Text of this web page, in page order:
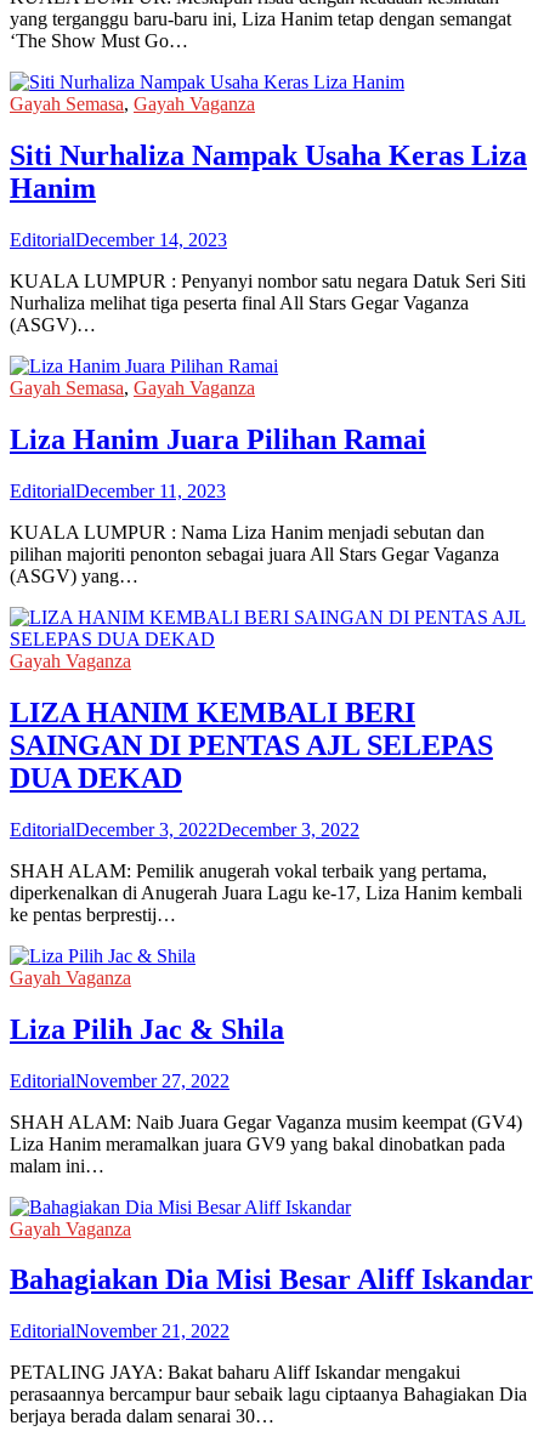
yang terganggu baru-baru ini, Liza Hanim tetap dengan semangat
‘The Show Must Go…
Gayah Semasa, Gayah Vaganza
Siti Nurhaliza Nampak Usaha Keras Liza
Hanim
EditorialDecember 14, 2023
KUALA LUMPUR : Penyanyi nombor satu negara Datuk Seri Siti
Nurhaliza melihat tiga peserta final All Stars Gegar Vaganza
(ASGV)…
Gayah Semasa, Gayah Vaganza
Liza Hanim Juara Pilihan Ramai
EditorialDecember 11, 2023
KUALA LUMPUR : Nama Liza Hanim menjadi sebutan dan
pilihan majoriti penonton sebagai juara All Stars Gegar Vaganza
(ASGV) yang…
Gayah Vaganza
LIZA HANIM KEMBALI BERI
SAINGAN DI PENTAS AJL SELEPAS
DUA DEKAD
EditorialDecember 3, 2022December 3, 2022
SHAH ALAM: Pemilik anugerah vokal terbaik yang pertama,
diperkenalkan di Anugerah Juara Lagu ke-17, Liza Hanim kembali
ke pentas berprestij…
Gayah Vaganza
Liza Pilih Jac & Shila
EditorialNovember 27, 2022
SHAH ALAM: Naib Juara Gegar Vaganza musim keempat (GV4)
Liza Hanim meramalkan juara GV9 yang bakal dinobatkan pada
malam ini…
Gayah Vaganza
Bahagiakan Dia Misi Besar Aliff Iskandar
EditorialNovember 21, 2022
PETALING JAYA: Bakat baharu Aliff Iskandar mengakui
perasaannya bercampur baur sebaik lagu ciptaanya Bahagiakan Dia
berjaya berada dalam senarai 30…